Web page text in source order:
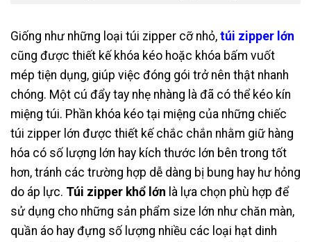
Giống như những loại túi zipper cỡ nhỏ, túi zipper lớn
cũng được thiết kế khóa kéo hoặc khóa bấm vuốt
mép tiện dụng, giúp việc đóng gói trở nên thật nhanh
chóng. Một cú đẩy tay nhẹ nhàng là đã có thể kéo kín
miệng túi. Phần khóa kéo tại miệng của những chiếc
túi zipper lớn được thiết kế chắc chắn nhằm giữ hàng
hóa có số lượng lớn hay kích thước lớn bên trong tốt
hơn, tránh các trường hợp dễ dàng bị bung hay hư hỏng
do áp lực. Túi zipper khổ lớn là lựa chọn phù hợp để
sử dụng cho những sản phẩm size lớn như chăn màn,
quần áo hay đựng số lượng nhiều các loại hạt dinh